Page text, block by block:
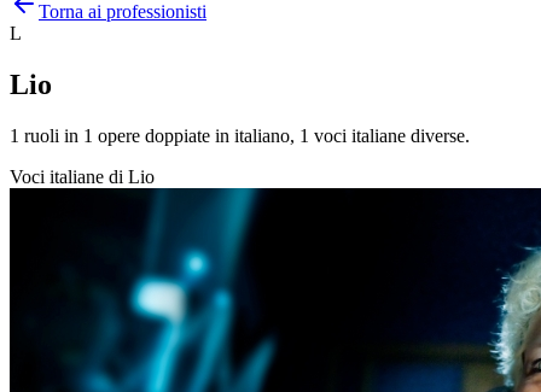
Torna ai professionisti
L
Lio
1 ruoli in 1 opere doppiate in italiano, 1 voci italiane diverse.
Voci italiane di Lio